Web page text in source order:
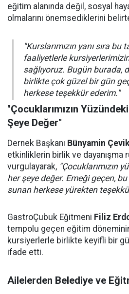
eğitim alanında değil, sosyal
olmalarını önemsediklerini
"Kurslarımızın yanı sıra bu
faaliyetlerle
sağlıyoruz. Bugün burada,
birlikte çok güzel bir gün
herkese teşekkür ederim."
"Çocuklarımızın
Şeye Değer"
Dernek Başkanı Bünyamin Çevik
etkinliklerin birlik ve dayanışma
vurgulayarak, "Çocuklarımızın
her şeye değer. Emeği geçen,
sunan herkese yürekten
GastroÇubuk Eğitmeni Filiz
tempolu geçen eğitim
kursiyerlerle birlikte keyifli bir
ifade etti.
Ailelerden Belediye ve